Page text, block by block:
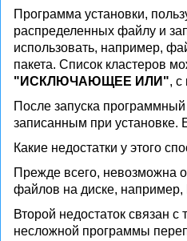
Программа установки,
распределенных файлу и
использовать, например,
пакета. Список кластеров
"ИСКЛЮЧАЮЩЕЕ ИЛИ", с
После запуска
записанным при установке.
Какие недостатки у этого
Прежде всего, невозможна
файлов на диске, например,
Второй недостаток связан
несложной программы